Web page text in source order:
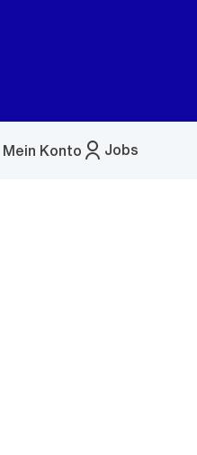
Jobs
Mein Konto
Menü